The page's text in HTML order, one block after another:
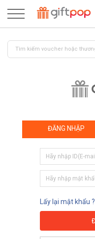
ĐĂNG NHẬP
Lấy lại mật khẩu ?